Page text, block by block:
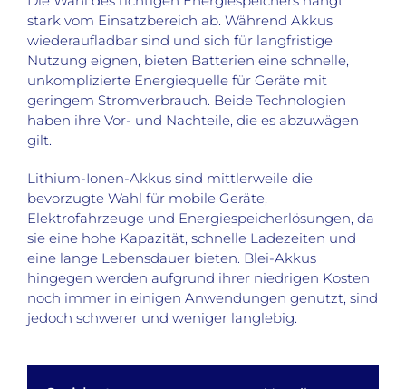
stark vom Einsatzbereich ab. Während Akkus
wiederaufladbar sind und sich für langfristige
Nutzung eignen, bieten Batterien eine schnelle,
unkomplizierte Energiequelle für Geräte mit
geringem Stromverbrauch. Beide Technologien
haben ihre Vor- und Nachteile, die es abzuwägen
gilt.
Lithium-Ionen-Akkus sind mittlerweile die
bevorzugte Wahl für mobile Geräte,
Elektrofahrzeuge und Energiespeicherlösungen, da
sie eine hohe Kapazität, schnelle Ladezeiten und
eine lange Lebensdauer bieten. Blei-Akkus
hingegen werden aufgrund ihrer niedrigen Kosten
noch immer in einigen Anwendungen genutzt, sind
jedoch schwerer und weniger langlebig.